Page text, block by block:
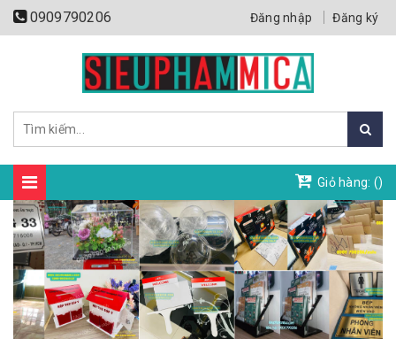
0909790206 Đăng nhập Đăng ký
Giỏ hàng: ()